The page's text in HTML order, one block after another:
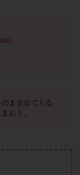
.
まま出てくる
おう。